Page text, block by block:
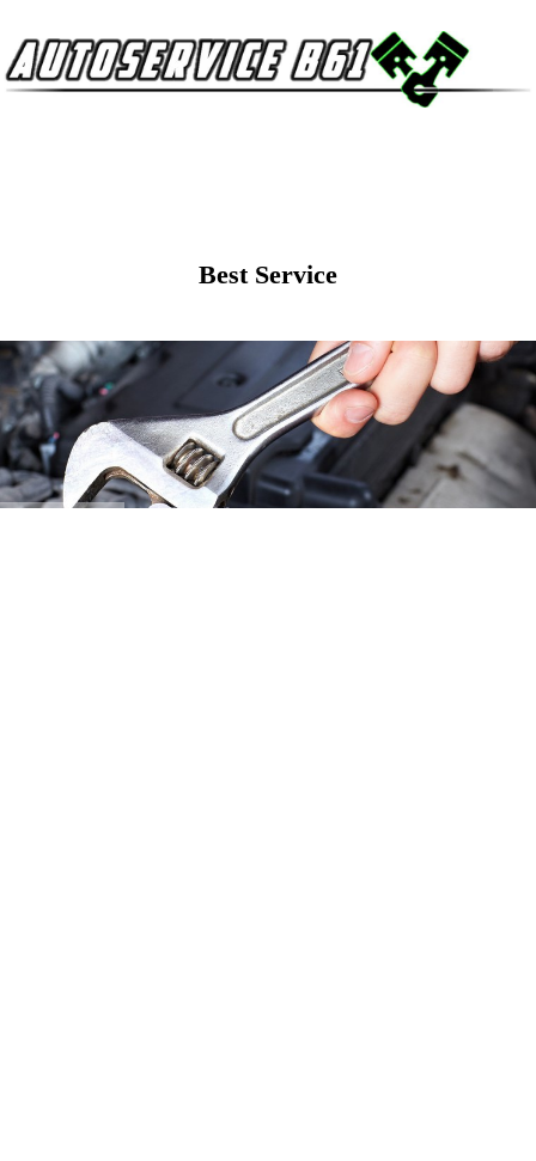
Best Service